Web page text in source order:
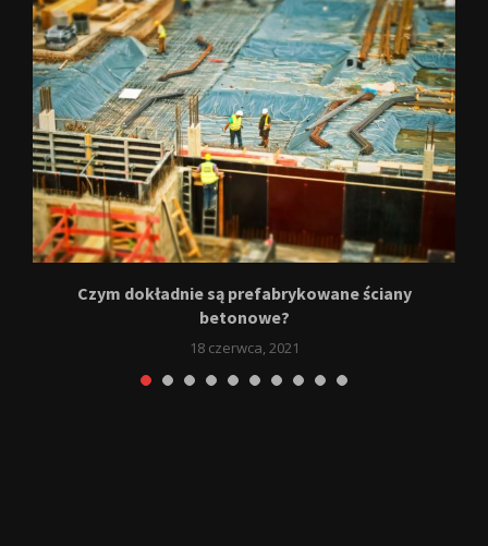
Czym dokładnie są prefabrykowane ściany
betonowe?
18 czerwca, 2021